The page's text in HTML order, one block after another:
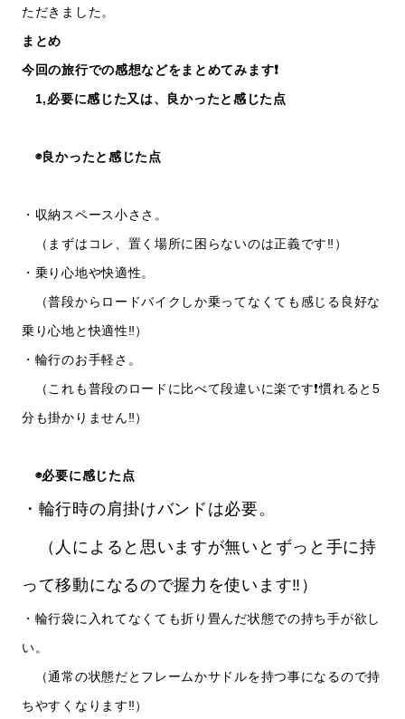
ただきました。
まとめ
今回の旅行での感想などをまとめてみます❗️
1,必要に感じた又は、良かったと感じた点
◉良かったと感じた点
・収納スペース小ささ。
（まずはコレ、置く場所に困らないのは正義です‼️）
・乗り心地や快適性。
（普段からロードバイクしか乗ってなくても感じる良好な
乗り心地と快適性‼️）
・輪行のお手軽さ。
（これも普段のロードに比べて段違いに楽です❗️慣れると5
分も掛かりません‼️）
◉必要に感じた点
・輪行時の肩掛けバンドは必要。
（人によると思いますが無いとずっと手に持
って移動になるので握力を使います‼️）
・輪行袋に入れてなくても折り畳んだ状態での持ち手が欲し
い。
（通常の状態だとフレームかサドルを持つ事になるので持
ちやすくなります‼️）